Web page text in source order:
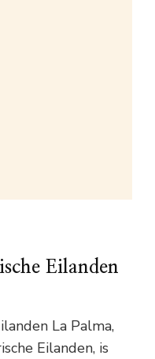
Eilanden
La Palma,
Eilanden, is